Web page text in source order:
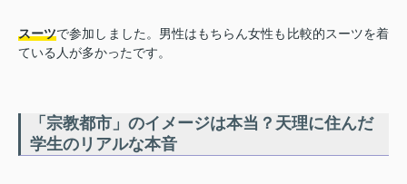
スーツで参加しました。男性はもちらん女性も比較的スーツを着
ている人が多かったです。
「宗教都市」のイメージは本当？天理に住んだ
学生のリアルな本音